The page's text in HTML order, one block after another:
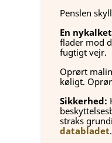
Penslen
En
flader mod
fugtigt vejr.
Oprørt
køligt.
Sikkerhed:
straks
databladet.